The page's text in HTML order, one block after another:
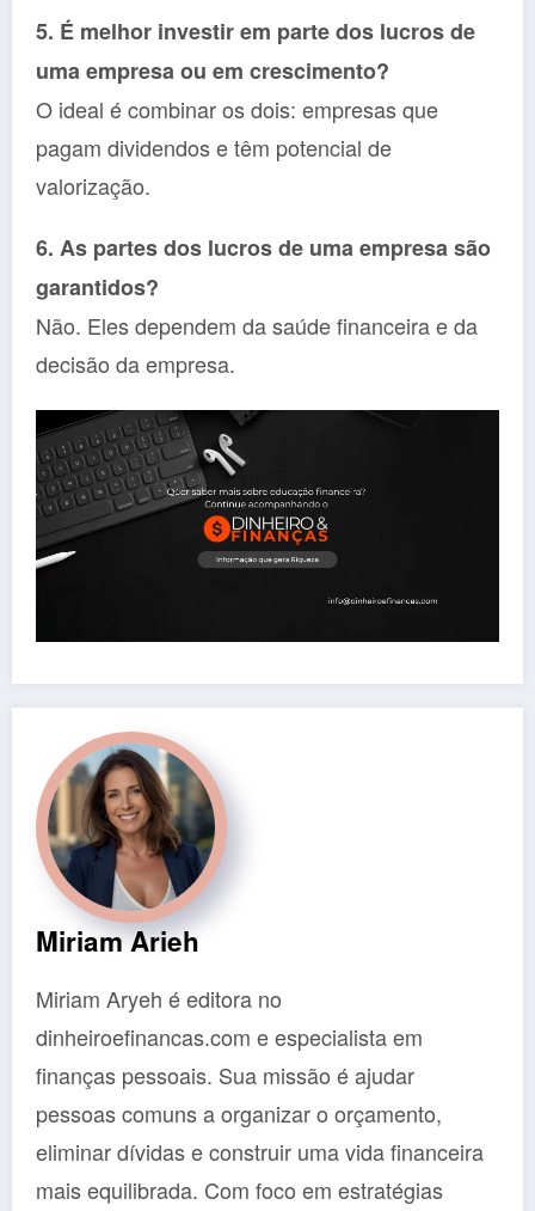
5. É melhor investir em parte dos lucros de
uma empresa ou em crescimento?
O ideal é combinar os dois: empresas que
pagam dividendos e têm potencial de
valorização.
6. As partes dos lucros de uma empresa são
garantidos?
Não. Eles dependem da saúde financeira e da
decisão da empresa.
Miriam Arieh
Miriam Aryeh é editora no
dinheiroefinancas.com e especialista em
finanças pessoais. Sua missão é ajudar
pessoas comuns a organizar o orçamento,
eliminar dívidas e construir uma vida financeira
mais equilibrada. Com foco em estratégias